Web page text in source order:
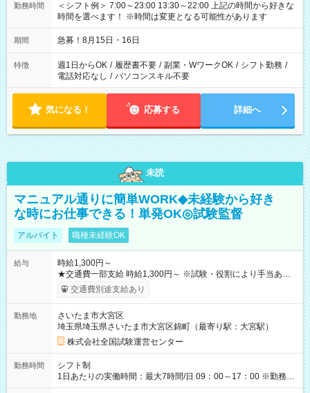
勤務時間
＜シフト例＞ 7:00～23:00 13:30～22:00 上記の時間から好きな
時間を選べます！ ※時間は変更となる可能性があります
期間 急募！8月15日・16日
特徴 週1日からOK / 履歴書不要 / 副業・WワークOK / シフト勤務 /
電話対応なし / パソコンスキル不要
気になる！ 応募する 詳細へ
未読
マニュアル通りに簡単WORK◆未経験から好き
な時にお仕事できる！単発OK◎試験監督
アルバイト 職種未経験OK
給与
時給1,300円～
★交通費一部支給 時給1,300円～ ※試験・役割により手当あり
※勤務回数により昇給あり 【即給（前払い）オプションあ
り！】 希望される場合、勤務から1週間ほどで給与の一部を受け
例】 ・河合塾模擬試験 8:30～17:30（休憩1時間） 時給1,300円
×8時間＝日収10,400円＋交通費 ※当日の役割により時給＋100
円の場合あり ・国家試験 7:00～13:30（休憩なし） 時給1,300
円（役割手当＋100円）×6時間＝日収8,400円＋交通費 【試用期
間】試用期間なし
交通費別途支給あり
勤務地
さいたま市大宮区
埼玉県埼玉県さいたま市大宮区錦町（最寄り駅：大宮駅）
株式会社全国試験運営センター
勤務時間
シフト制
1日あたりの実働時間：最大7時間/日 09：00～17：00 ※勤務時
間は 試験により異なります。